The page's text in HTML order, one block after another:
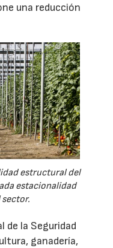
una reducción
estructural del
estacionalidad
de la Seguridad
ganadería,